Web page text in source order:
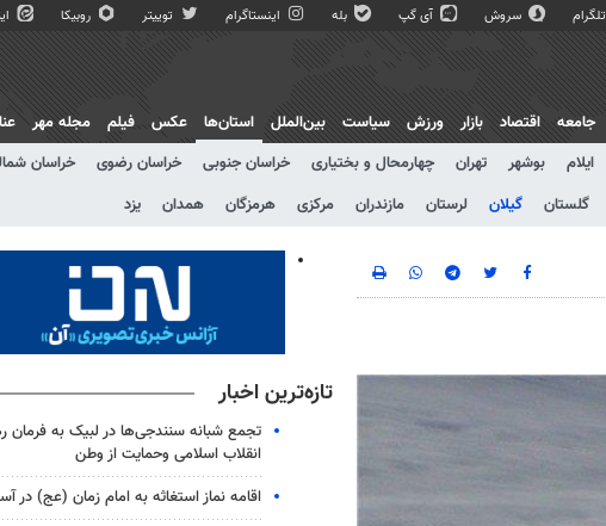
تلگرام سروش آی گپ بله اینستاگرام توییتر روبیکا
جامعه اقتصاد بازار ورزش سیاست بین‌الملل
استان‌ها
ایلام بوشهر تهران چهارمحال و بختیاری خراسان جنوبی خراسان رضوی خراسان
گلستان گیلان لرستان مازندران مرکزی هرمزگان همدان یزد
عکس فیلم مجله مهر
تازه‌ترین اخبار
تجمع شبانه سنندجی‌ها در لبیک به فرمان
انقلاب اسلامی وحمایت از وطن
اقامه نماز استغاثه به امام زمان (عج) در